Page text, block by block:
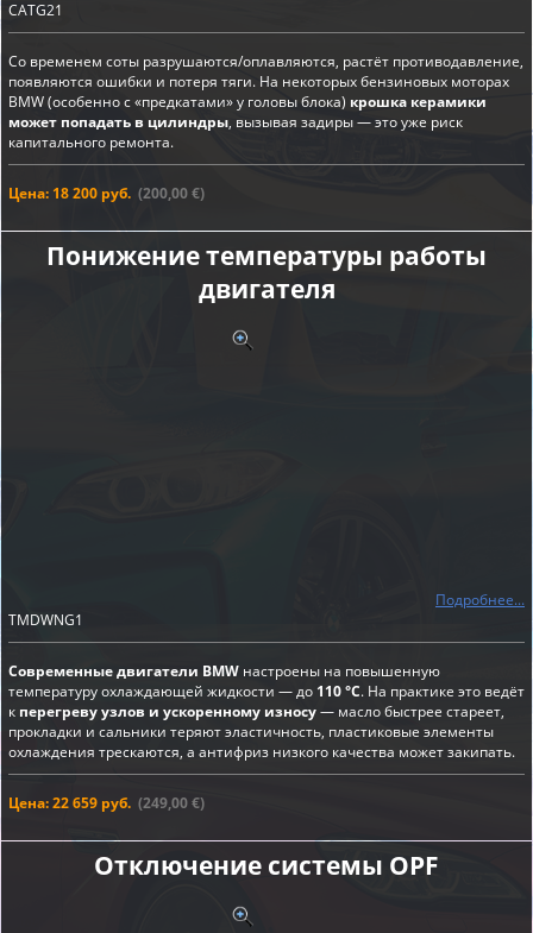
CATG21
Со временем соты разрушаются/оплавляются, растёт противодавление,
появляются ошибки и потеря тяги. На некоторых бензиновых моторах
BMW (особенно с «предкатами» у головы блока) крошка керамики
может попадать в цилиндры, вызывая задиры — это уже риск
капитального ремонта.
Цена: 18 200 руб. (200,00 €)
Понижение температуры работы
двигателя
Подробнее...
TMDWNG1
Современные двигатели BMW настроены на повышенную
температуру охлаждающей жидкости — до 110 °C. На практике это ведёт
к перегреву узлов и ускоренному износу— масло быстрее стареет,
прокладки и сальники теряют эластичность, пластиковые элементы
охлаждения трескаются, а антифриз низкого качества может закипать.
Цена: 22 659 руб. (249,00 €)
Отключение системы OPF